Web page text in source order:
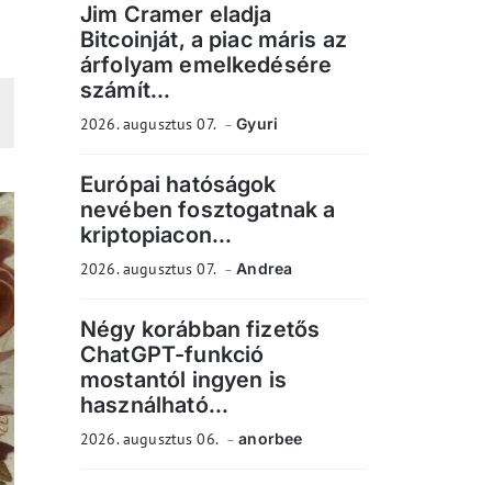
Jim Cramer eladja
Bitcoinját, a piac máris az
árfolyam emelkedésére
számít...
2026. augusztus 07. Gyuri
Európai hatóságok
nevében fosztogatnak a
kriptopiacon...
2026. augusztus 07. Andrea
Négy korábban fizetős
ChatGPT-funkció
mostantól ingyen is
használható...
2026. augusztus 06. anorbee